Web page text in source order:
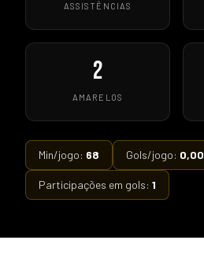
ASSISTÊNCIAS
2
AMARELOS
Min/jogo: 68 Gols/jogo: 0,00
Participações em gols: 1